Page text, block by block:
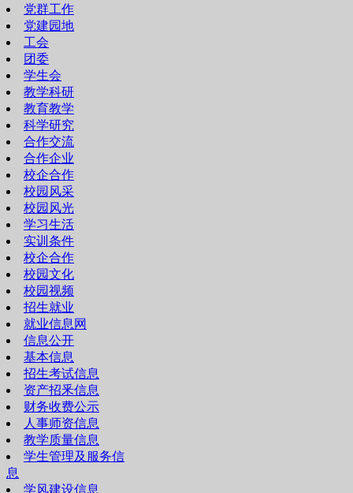
党群工作
党建园地
工会
团委
学生会
教学科研
教育教学
科学研究
合作交流
合作企业
校企合作
校园风采
校园风光
学习生活
实训条件
校企合作
校园文化
校园视频
招生就业
就业信息网
信息公开
基本信息
招生考试信息
资产招釆信息
财务收费公示
人事师资信息
教学质量信息
学生管理及服务信
息
学风建设信息